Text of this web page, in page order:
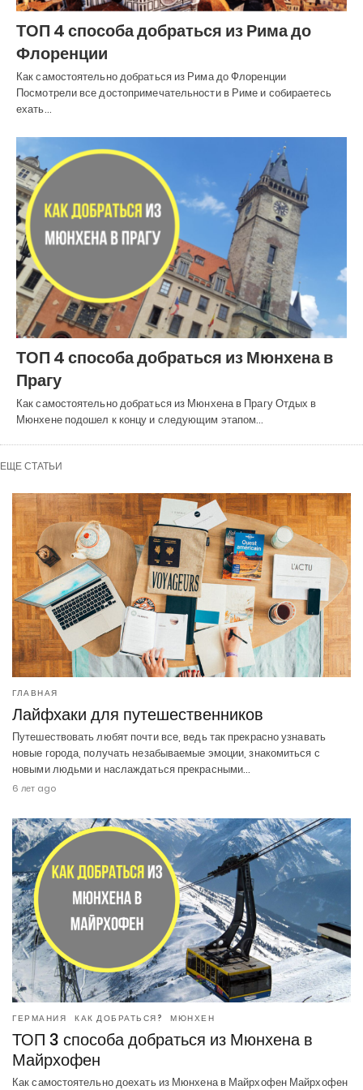
ТОП 4 способа добраться из Рима до
Флоренции
Как самостоятельно добраться из Рима до Флоренции
Посмотрели все достопримечательности в Риме и собираетесь
ехать…
ТОП 4 способа добраться из Мюнхена в
Прагу
Как самостоятельно добраться из Мюнхена в Прагу Отдых в
Мюнхене подошел к концу и следующим этапом…
ЕЩЕ СТАТЬИ
ГЛАВНАЯ
Лайфхаки для путешественников
Путешествовать любят почти все, ведь так прекрасно узнавать
новые города, получать незабываемые эмоции, знакомиться с
новыми людьми и наслаждаться прекрасными…
6 лет ago
ГЕРМАНИЯ КАК ДОБРАТЬСЯ? МЮНХЕН
ТОП 3 способа добраться из Мюнхена в
Майрхофен
Как самостоятельно доехать из Мюнхена в Майрхофен Майрхофен